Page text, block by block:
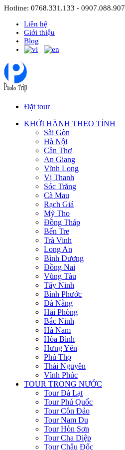
Hotline: 0768.331.133 - 0907.088.907
Liên hệ
Giới thiệu
Blog
Đặt tour
KHỞI HÀNH THEO TỈNH
Sài Gòn
Hà Nội
Cần Thơ
An Giang
Vĩnh Long
Vị Thanh
Sóc Trăng
Cà Mau
Rạch Giá
Mỹ Tho
Đồng Tháp
Bến Tre
Trà Vinh
Long An
Bình Dương
Đồng Nai
Vũng Tàu
Tây Ninh
Bình Phước
Đà Nẵng
Hải Phòng
Bắc Ninh
Hà Nam
Hòa Bình
Hưng Yên
Phú Thọ
Thái Nguyên
Vĩnh Phúc
TOUR TRONG NƯỚC
Tour Đà Lạt
Tour Phú Quốc
Tour Côn Đảo
Tour Nam Du
Tour Hòn Sơn
Tour Cha Diệp
Tour Châu Đốc